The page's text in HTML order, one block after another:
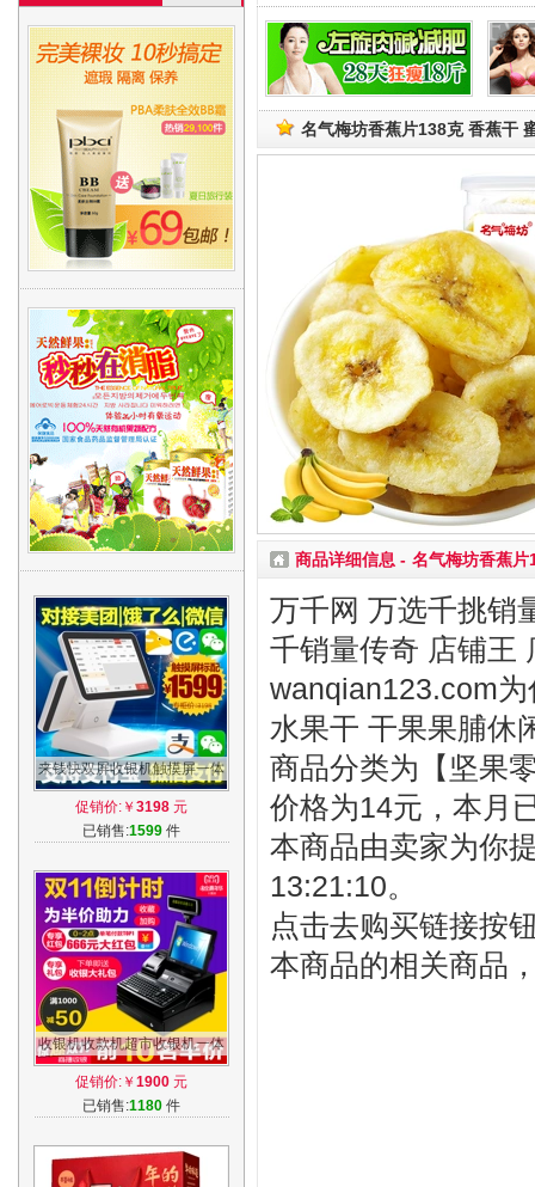
来钱快双屏收银机触摸屏一体
机超市奶茶餐饮快餐餐厅饭店
点单系统
促销价:￥ 3198 元
已销售:1599 件
收银机收款机超市收银机一体
机快餐饮服装医药便利店化妆
厂家直销
促销价:￥ 1900 元
已销售:1180 件
名气梅坊香蕉片138克 香蕉干
商品详细信息 - 名气梅坊香蕉片
万千网 万选千挑销
千销量传奇 店铺王
wanqian123.com
水果干 干果果脯休
商品分类为【坚果
价格为14元，本月
本商品由卖家为你
13:21:10。
点击去购买链接按
本商品的相关商品